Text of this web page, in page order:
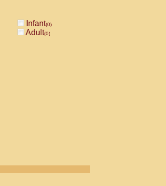
Infant(0)
Adult(0)